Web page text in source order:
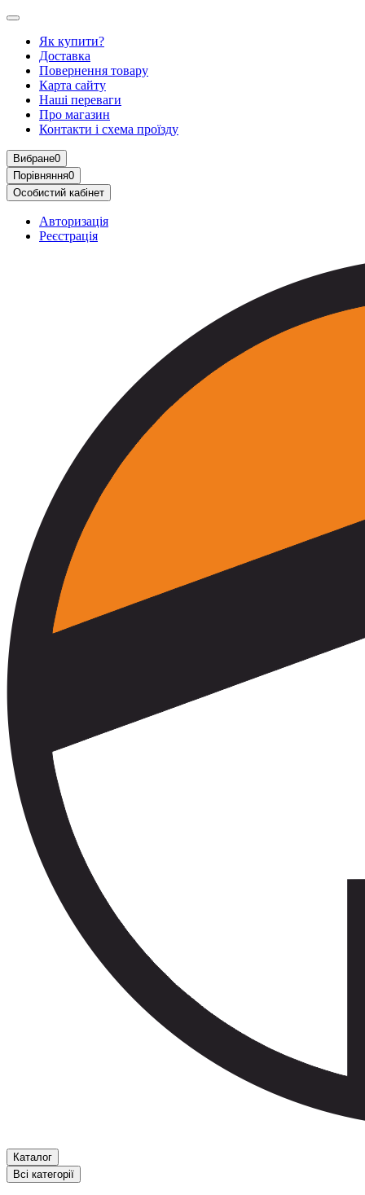
Як купити?
Доставка
Повернення товару
Карта сайту
Наші переваги
Про магазин
Контакти і схема проїзду
Вибране0
Порівняння0
Особистий кабінет
Авторизація
Реєстрація
Каталог
Всі категорії